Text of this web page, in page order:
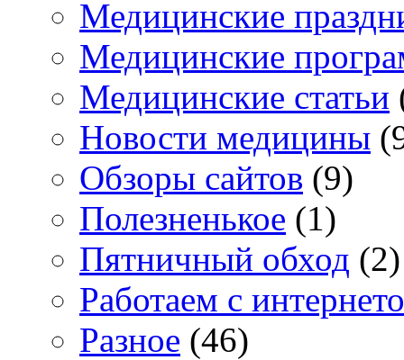
Медицинские
Медицинские
Медицинские статьи
Новости медицины
Обзоры сайтов (9)
Полезненькое (1)
Пятничный обход (2)
Работаем с
Разное (46)